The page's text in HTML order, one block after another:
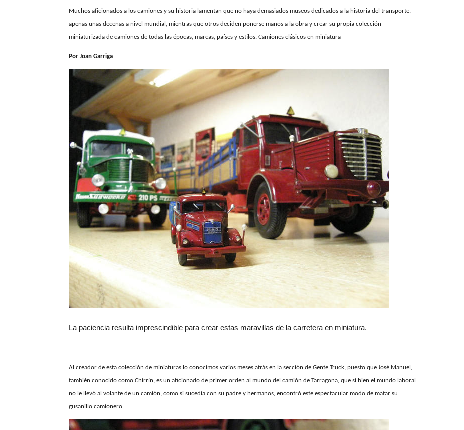
Muchos aficionados a los camiones y su historia lamentan que no haya demasiados museos dedicados a la historia del transporte,
apenas unas decenas a nivel mundial, mientras que otros deciden ponerse manos a la obra y crear su propia colección
miniaturizada de camiones de todas las épocas, marcas, países y estilos. Camiones clásicos en miniatura
Por Joan Garriga
La paciencia resulta imprescindible para crear estas maravillas de la carretera en miniatura.
Al creador de esta colección de miniaturas lo conocimos varios meses atrás en la sección de Gente Truck, puesto que José Manuel,
también conocido como Chirrín, es un aficionado de primer orden al mundo del camión de Tarragona, que si bien el mundo laboral
no le llevó al volante de un camión, como si sucedía con su padre y hermanos, encontró este espectacular modo de matar su
gusanillo camionero.